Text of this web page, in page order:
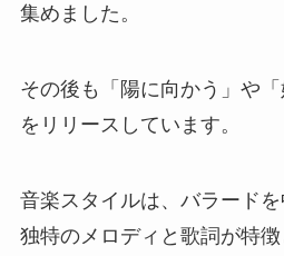
集めました。
その後も「陽に向かう」や
をリリースしています。
音楽スタイルは、バラードを
独特のメロディと歌詞が特徴